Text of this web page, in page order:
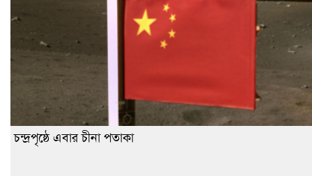
চন্দ্রপৃষ্ঠে এবার চীনা পতাকা